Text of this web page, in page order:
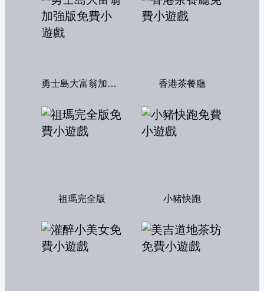
勇士島大富翁加強版 香港茶餐廳
祖瑪完全版 小豬快跑